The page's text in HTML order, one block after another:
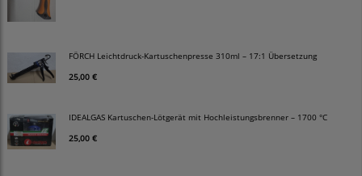
FÖRCH Leichtdruck-Kartuschenpresse 310ml – 17:1 Übersetzung
25,00 €
IDEALGAS Kartuschen-Lötgerät mit Hochleistungsbrenner – 1700 °C
25,00 €